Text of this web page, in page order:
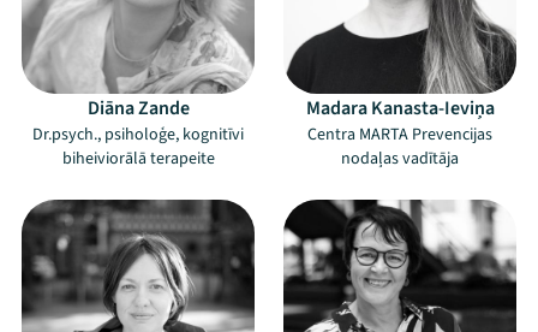
Diāna Zande
Dr.psych., psiholoģe, kognitīvi
biheiviorālā terapeite
Madara Kanasta-Ieviņa
Centra MARTA Prevencijas
nodaļas vadītāja